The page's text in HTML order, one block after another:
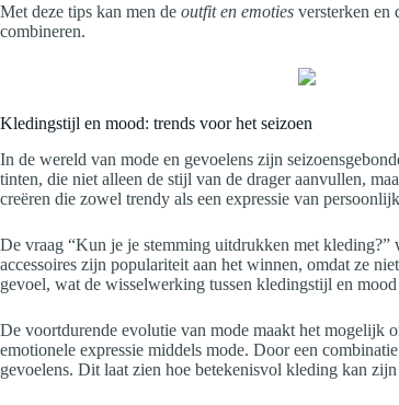
Met deze tips kan men de outfit en emoties versterken en
combineren.
Kledingstijl en mood: trends voor het seizoen
In de wereld van mode en gevoelens zijn
tinten, die niet alleen de stijl van de drager aanvullen,
creëren die zowel trendy als een expressie van
De vraag “Kun je je stemming uitdrukken met kleding?”
accessoires zijn populariteit aan het winnen, omdat ze
gevoel, wat de wisselwerking tussen kledingstijl en
De voortdurende evolutie van mode maakt het mogelijk
emotionele expressie middels mode. Door een
gevoelens. Dit laat zien hoe betekenisvol kleding kan